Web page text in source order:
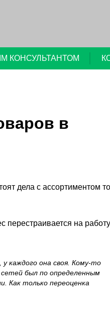
КОНСУЛЬТАНТОМ
в
дела с ассортиментом
перестраивается на
каждого она своя. Кому-то
был по определенным
Как только переоценка